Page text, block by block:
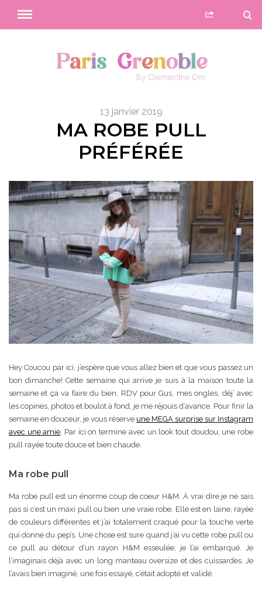
13 janvier 2019
MA ROBE PULL
PRÉFÉRÉE
Hey Coucou par ici, j’espère que vous allez bien et que vous passez un
bon dimanche! Cette semaine qui arrive je suis à la maison toute la
semaine et ça va faire du bien. RDV pour Gus, mes ongles, déj’ avec
les copines, photos et boulot à fond, je me réjouis d’avance. Pour finir la
semaine en douceur, je vous réserve une MEGA surprise sur Instagram
avec une amie. Par ici on termine avec un look tout doudou, une robe
pull rayée toute douce et bien chaude.
Ma robe pull
Ma robe pull est un énorme coup de coeur H&M. À vrai dire je ne sais
pas si c’est un maxi pull ou bien une vraie robe. Elle est en laine, rayée
de couleurs différentes et j’ai totalement craqué pour la touche verte
qui donne du pep’s. Une chose est sure quand j’ai vu cette robe pull ou
ce pull au détour d’un rayon H&M esseulée, je l’ai embarqué. Je
l’imaginais déjà avec un long manteau oversize et des cuissardes. Je
l’avais bien imaginé, une fois essayé, c’était adopté et validé.